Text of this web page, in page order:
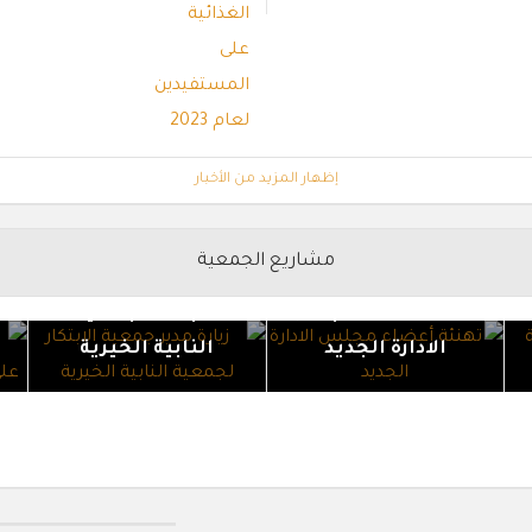
إظهار المزيد من الأخبار
مشاريع الجمعية
الادارة الجديد
النابية الخيرية